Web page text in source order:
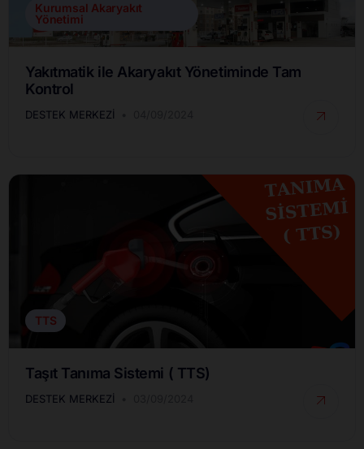
Kurumsal Akaryakıt
Yönetimi
Yakıtmatik ile Akaryakıt Yönetiminde Tam
Kontrol
DESTEK MERKEZI
TTS
Taşıt Tanıma Sistemi ( TTS)
DESTEK MERKEZI